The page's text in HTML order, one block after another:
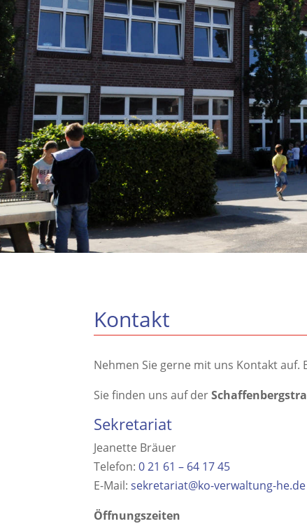
Kontakt
Nehmen Sie gerne mit uns Kontakt
Sie finden uns auf der
Sekretariat
Jeanette Bräuer
Telefon:0 21 61 – 64 17 45
E-Mail:sekretariat@ko-verwaltung-he.de
Öffnungszeiten